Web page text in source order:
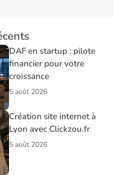
DAF en startup : pilote
financier pour votre
croissance
5 août 2026
Création site internet à
Lyon avec Clickzou.fr
5 août 2026